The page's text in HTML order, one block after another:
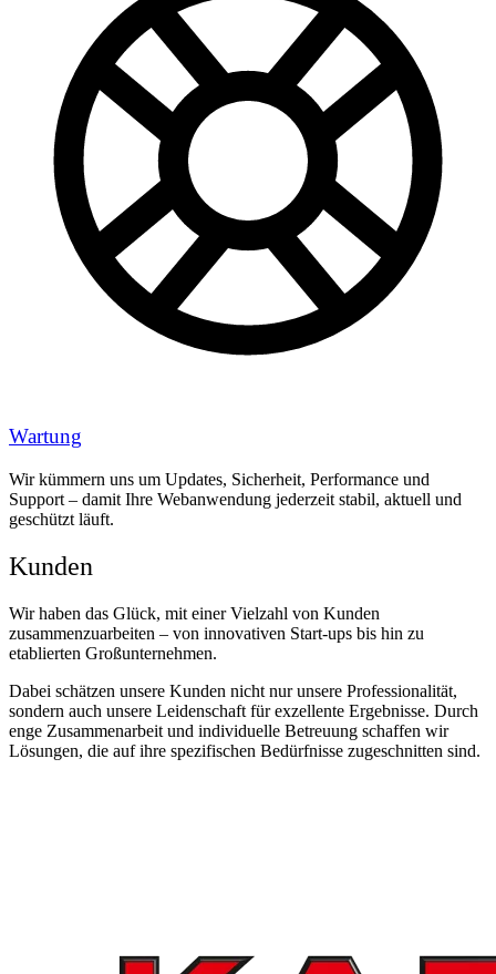
Wartung
Wir kümmern uns um Updates, Sicherheit, Performance und
Support – damit Ihre Webanwendung jederzeit stabil, aktuell und
geschützt läuft.
Kunden
Wir haben das Glück, mit einer Vielzahl von Kunden
zusammenzuarbeiten – von innovativen Start-ups bis hin zu
etablierten Großunternehmen.
Dabei schätzen unsere Kunden nicht nur unsere Professionalität,
sondern auch unsere Leidenschaft für exzellente Ergebnisse. Durch
enge Zusammenarbeit und individuelle Betreuung schaffen wir
Lösungen, die auf ihre spezifischen Bedürfnisse zugeschnitten sind.